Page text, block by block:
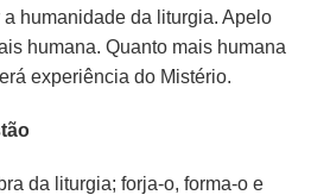
a humanidade da liturgia. Apelo
humana. Quanto mais humana
experiência do Mistério.
da liturgia; forja-o, forma-o e